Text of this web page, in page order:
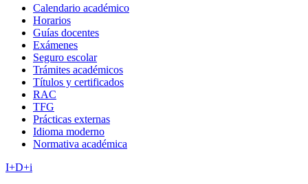
Calendario académico
Horarios
Guías docentes
Exámenes
Seguro escolar
Trámites académicos
Títulos y certificados
RAC
TFG
Prácticas externas
Idioma moderno
Normativa académica
I+D+i